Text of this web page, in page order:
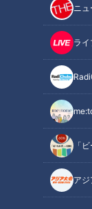
ニュ
ライ
「ビ
アジ
この記事を見
2020年女子ラグ
愛知県で唯一の女
部！創部3年目の
ラグビー部の実